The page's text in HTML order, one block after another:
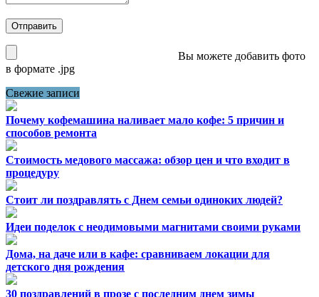
Вы можете добавить фото
в формате .jpg
Свежие записи
Почему кофемашина наливает мало кофе: 5 причин и
способов ремонта
Стоимость медового массажа: обзор цен и что входит в
процедуру
Стоит ли поздравлять с Днем семьи одиноких людей?
Идеи поделок с неодимовыми магнитами своими руками
Дома, на даче или в кафе: сравниваем локации для
детского дня рождения
30 поздравлений в прозе с последним днем зимы